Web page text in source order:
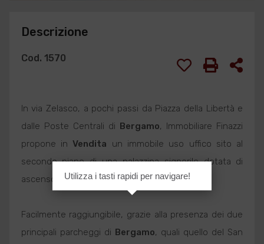
Descrizione
Cod. 1570
In via Zelasco, a pochi passi da Piazza della Libertà e
dalle Poste Centrali di Bergamo, Immobiliare Finazzi
propone inVendita un immobile uso uffico sito al
secondo piano di una palazzina signorile dotata di
ascensore.
Facilmente raggiungibile, grazie alla presenza dei due
principali parcheggi di Bergamo, quali quello del San
Utilizza i tasti rapidi per navigare!